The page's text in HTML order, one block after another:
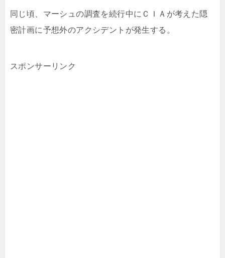
同じ頃、マーシュの調査を続行中にＣＩＡが考えた隠
密計画に予想外のアクシデントが発生する。
スポンサーリンク